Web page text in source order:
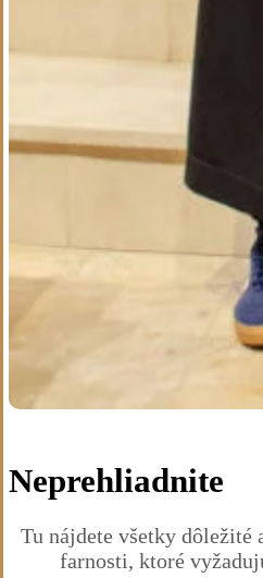
Neprehliadnite
Tu nájdete všetky
farnosti, ktoré